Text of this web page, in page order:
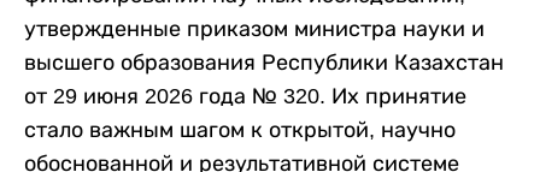
утвержденные приказом министра науки и
высшего образования Республики Казахстан
от 29 июня 2026 года № 320. Их принятие
стало важным шагом к открытой, научно
обоснованной и результативной системе